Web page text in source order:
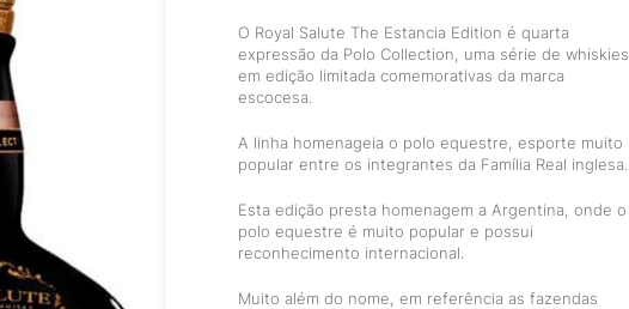
O Royal Salute The Estancia Edition é quarta
expressão da Polo Collection, uma série de whiskies
em edição limitada comemorativas da marca
escocesa.
A linha homenageia o polo equestre, esporte muito
popular entre os integrantes da Família Real inglesa.
Esta edição presta homenagem a Argentina, onde o
polo equestre é muito popular e possui
reconhecimento internacional.
Muito além do nome, em referência as fazendas